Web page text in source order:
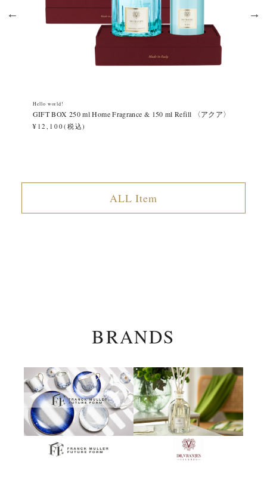
Hello world!
GIFT BOX 250 ml Home Fragrance & 150 ml Refill 〈アクア〉
¥12,100(税込)
ALL Item
BRANDS